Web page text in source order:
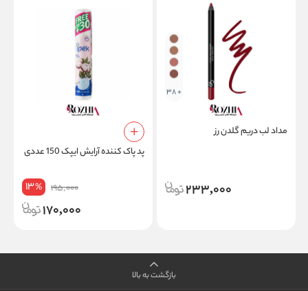
+ 38
مداد لب دریم گلدن رز
233,000
پد پاک کننده آرایش ایپک 150 عددی
195,000
13%
170,000
بازگشت به بالا